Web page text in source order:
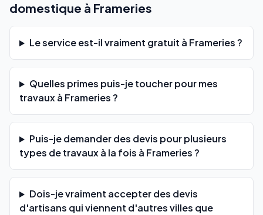
domestique à Frameries
Le service est-il vraiment gratuit à Frameries ?
Quelles primes puis-je toucher pour mes
travaux à Frameries ?
Puis-je demander des devis pour plusieurs
types de travaux à la fois à Frameries ?
Dois-je vraiment accepter des devis
d'artisans qui viennent d'autres villes que